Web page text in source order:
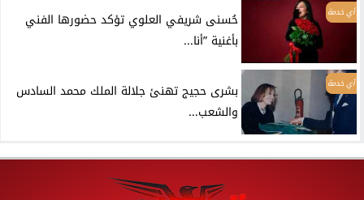
أي خدمة
حُسنى شريفي العلوي تؤكد حضورها الفني
بأغنية ”أنا...
أي خدمة
بشرى حجيج تهنئ جلالة الملك محمد السادس
والشعب...